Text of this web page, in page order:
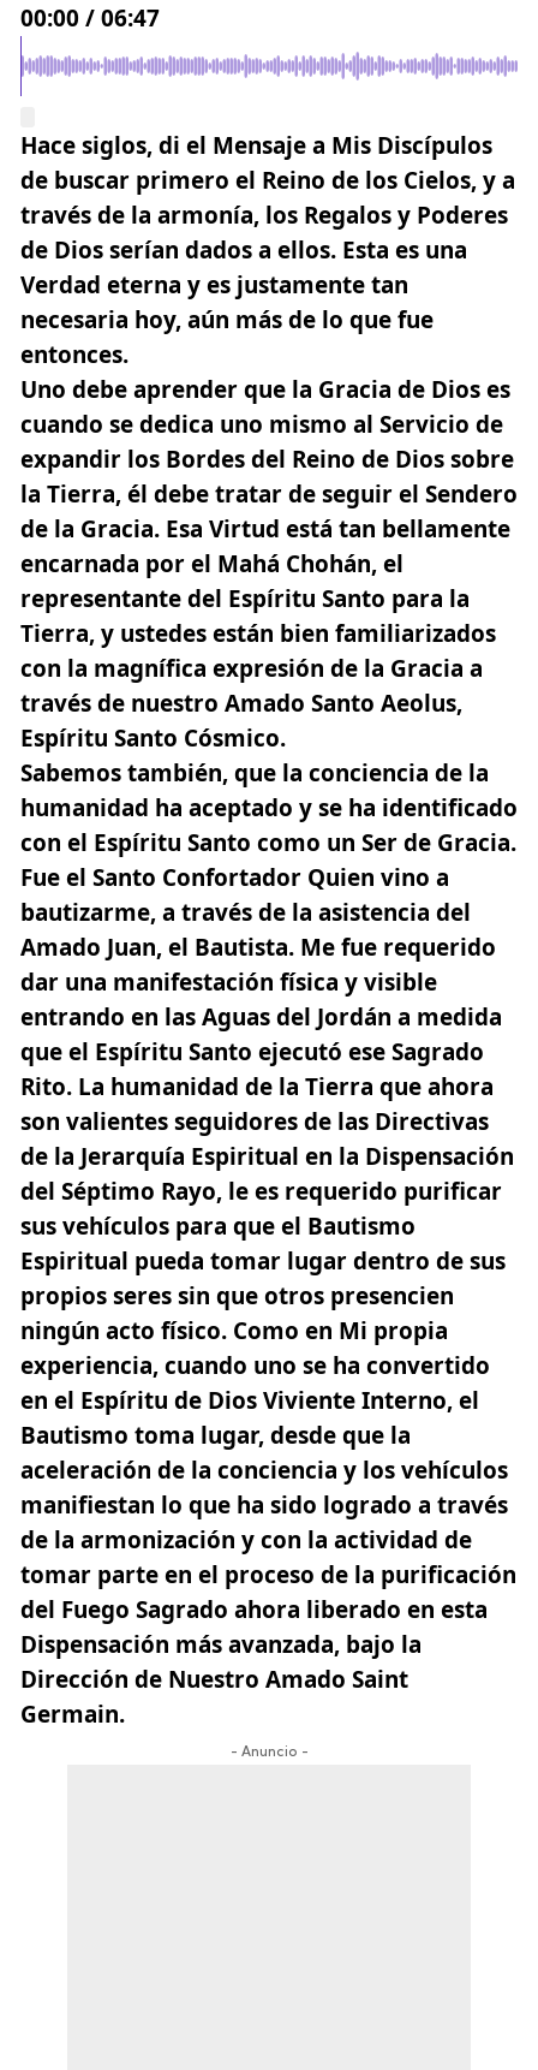
00:00 /06:47
Hace siglos, di el Mensaje a Mis Discípulos
de buscar primero el Reino de los Cielos, y a
través de la armonía, los Regalos y Poderes
de Dios serían dados a ellos. Esta es una
Verdad eterna y es justamente tan
necesaria hoy, aún más de lo que fue
entonces.
Uno debe aprender que la Gracia de Dios es
cuando se dedica uno mismo al Servicio de
expandir los Bordes del Reino de Dios sobre
la Tierra, él debe tratar de seguir el Sendero
de la Gracia. Esa Virtud está tan bellamente
encarnada por el Mahá Chohán, el
representante del Espíritu Santo para la
Tierra, y ustedes están bien familiarizados
con la magnífica expresión de la Gracia a
través de nuestro Amado Santo Aeolus,
Espíritu Santo Cósmico.
Sabemos también, que la conciencia de la
humanidad ha aceptado y se ha identificado
con el Espíritu Santo como un Ser de Gracia.
Fue el Santo Confortador Quien vino a
bautizarme, a través de la asistencia del
Amado Juan, el Bautista. Me fue requerido
dar una manifestación física y visible
entrando en las Aguas del Jordán a medida
que el Espíritu Santo ejecutó ese Sagrado
Rito. La humanidad de la Tierra que ahora
son valientes seguidores de las Directivas
de la Jerarquía Espiritual en la Dispensación
del Séptimo Rayo, le es requerido purificar
sus vehículos para que el Bautismo
Espiritual pueda tomar lugar dentro de sus
propios seres sin que otros presencien
ningún acto físico. Como en Mi propia
experiencia, cuando uno se ha convertido
en el Espíritu de Dios Viviente Interno, el
Bautismo toma lugar, desde que la
aceleración de la conciencia y los vehículos
manifiestan lo que ha sido logrado a través
de la armonización y con la actividad de
tomar parte en el proceso de la purificación
del Fuego Sagrado ahora liberado en esta
Dispensación más avanzada, bajo la
Dirección de Nuestro Amado Saint
Germain.
- Anuncio -